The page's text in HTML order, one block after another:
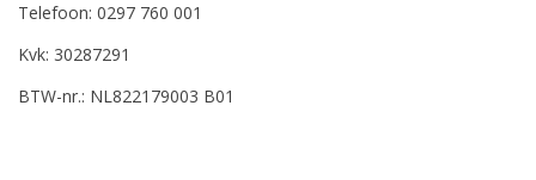
Telefoon: 0297 760 001
Kvk: 30287291
BTW-nr.: NL822179003 B01